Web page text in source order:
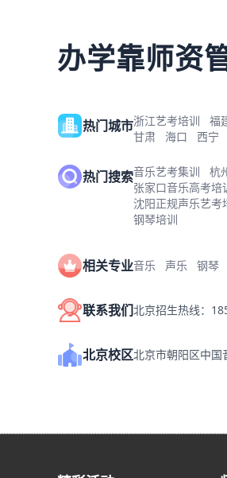
办学靠师资
热门城市浙江艺考培训 福
甘肃
海口 西宁
热门搜索音乐艺考集训 杭
张家口音乐高考培
沈阳正规声乐艺考
钢琴培训
相关专业音乐 声乐 钢琴
联系我们北京招生热线：
北京校区北京市朝阳区中国